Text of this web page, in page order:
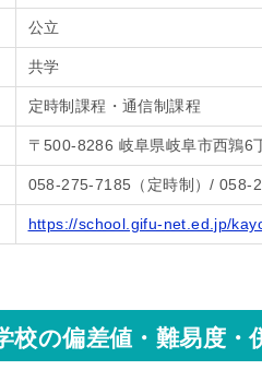
公立
共学
定時制課程・通信制課程
〒500-8286 岐阜県岐阜市西鶉6
058-275-7185（定時制）/ 058-
https://school.gifu-net.ed.jp/
校の偏差値・難易度・